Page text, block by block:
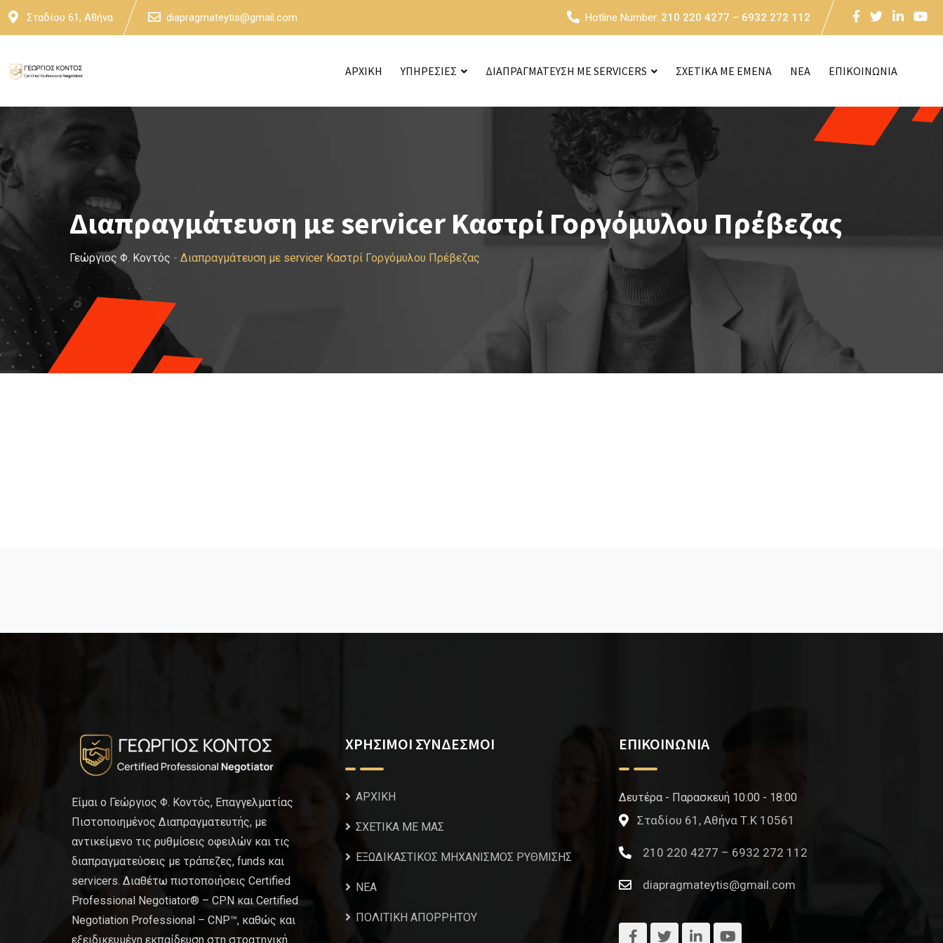
Skip
Σταδίου 61, Αθήνα diapragmateytis@gmail.com Hotline Number: 210 220 4277 – 6932 272 112
ΑΡΧΙΚΗ ΥΠΗΡΕΣΙΕΣ ΔΙΑΠΡΑΓΜΑΤΕΥΣΗ ΜΕ SERVICERS ΣΧΕΤΙΚΑ ΜΕ ΕΜΕΝΑ NEA ΕΠΙΚΟΙΝΩΝΙΑ
Διαπραγμάτευση με servicer Καστρί Γοργόμυλου Πρέβεζας
Γεώργιος Φ. Κοντός - Διαπραγμάτευση με servicer Καστρί Γοργόμυλου Πρέβεζας
Είμαι ο Γεώργιος Φ. Κοντός, Επαγγελματίας
Πιστοποιημένος Διαπραγματευτής, με
αντικείμενο τις ρυθμίσεις οφειλών και τις
διαπραγματεύσεις με τράπεζες, funds και
servicers. Διαθέτω πιστοποιήσεις Certified
Professional Negotiator® – CPN και Certified
Negotiation Professional – CNP™, καθώς και
εξειδικευμένη εκπαίδευση στη στρατηγική
ΧΡΗΣΙΜΟΙ ΣΥΝΔΕΣΜΟΙ
ΑΡΧΙΚΗ
ΣΧΕΤΙΚΑ ΜΕ ΜΑΣ
ΕΞΩΔΙΚΑΣΤΙΚΟΣ ΜΗΧΑΝΙΣΜΟΣ ΡΥΘΜΙΣΗΣ
NEA
ΠΟΛΙΤΙΚΗ ΑΠΟΡΡΗΤΟΥ
ΕΠΙΚΟΙΝΩΝΙΑ
Δευτέρα - Παρασκευή 10:00 - 18:00
Σταδίου 61, Αθήνα Τ.Κ 10561
210 220 4277 – 6932 272 112
diapragmateytis@gmail.com